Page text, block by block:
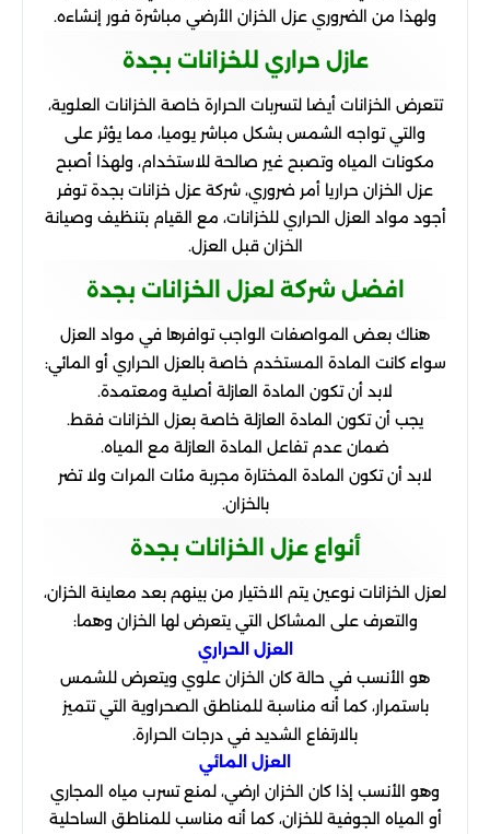
ولهذا من الضروري عزل الخزان الأرضي مباشرة فور إنشاءه.
عازل حراري للخزانات بجدة
تتعرض الخزانات أيضا لتسربات الحرارة خاصة الخزانات العلوية،
والتي تواجه الشمس بشكل مباشر يوميا، مما يؤثر على
مكونات المياه وتصبح غير صالحة للاستخدام، ولهذا أصبح
عزل الخزان حراريا أمر ضروري، شركة عزل خزانات بجدة توفر
أجود مواد العزل الحراري للخزانات، مع القيام بتنظيف وصيانة
الخزان قبل العزل.
افضل شركة لعزل الخزانات بجدة
هناك بعض المواصفات الواجب توافرها في مواد العزل
سواء كانت المادة المستخدم خاصة بالعزل الحراري أو المائي:
لابد أن تكون المادة العازلة أصلية ومعتمدة.
يجب أن تكون المادة العازلة خاصة بعزل الخزانات فقط.
ضمان عدم تفاعل المادة العازلة مع المياه.
لابد أن تكون المادة المختارة مجربة مئات المرات ولا تضر
بالخزان.
أنواع عزل الخزانات بجدة
لعزل الخزانات نوعين يتم الاختيار من بينهم بعد معاينة الخزان،
والتعرف على المشاكل التي يتعرض لها الخزان وهما:
العزل الحراري
هو الأنسب في حالة كان الخزان علوي ويتعرض للشمس
باستمرار، كما أنه مناسبة للمناطق الصحراوية التي تتميز
بالارتفاع الشديد في درجات الحرارة.
العزل المائي
وهو الأنسب إذا كان الخزان ارضي، لمنع تسرب مياه المجاري
أو المياه الجوفية للخزان، كما أنه مناسب للمناطق الساحلية